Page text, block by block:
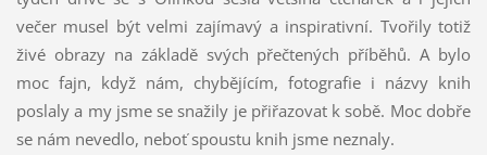
večer musel být velmi zajímavý a inspirativní. Tvořily totiž
živé obrazy na základě svých přečtených příběhů. A bylo
moc fajn, když nám, chybějícím, fotografie i názvy knih
poslaly a my jsme se snažily je přiřazovat k sobě. Moc dobře
se nám nevedlo, neboť spoustu knih jsme neznaly.